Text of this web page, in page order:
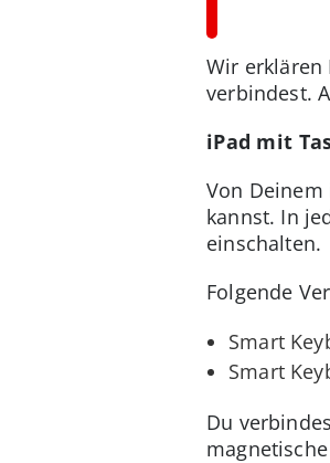
Wir erklären
verbindest.
iPad mit
Von
kannst. In
einschalten.
Folgende
Smart
Smart
Du